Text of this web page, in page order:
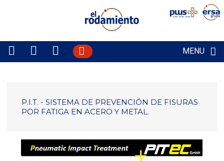
MENU
P.I.T. - SISTEMA DE PREVENCIÓN DE FISURAS
POR FATIGA EN ACERO Y METAL.